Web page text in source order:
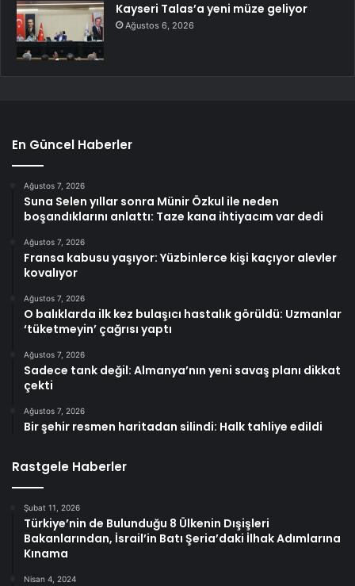
Kayseri Talas’a yeni müze geliyor
Ağustos 6, 2026
En Güncel Haberler
Ağustos 7, 2026
Suna Selen yıllar sonra Münir Özkul ile neden
boşandıklarını anlattı: Taze kana ihtiyacım var dedi
Ağustos 7, 2026
Fransa kabusu yaşıyor: Yüzbinlerce kişi kaçıyor alevler
kovalıyor
Ağustos 7, 2026
O balıklarda ilk kez bulaşıcı hastalık görüldü: Uzmanlar
‘tüketmeyin’ çağrısı yaptı
Ağustos 7, 2026
Sadece tank değil: Almanya’nın yeni savaş planı dikkat
çekti
Ağustos 7, 2026
Bir şehir resmen haritadan silindi: Halk tahliye edildi
Rastgele Haberler
Şubat 11, 2026
Türkiye’nin de Bulunduğu 8 Ülkenin Dışişleri
Bakanlarından, İsrail’in Batı Şeria’daki İlhak Adımlarına
Kınama
Nisan 4, 2024